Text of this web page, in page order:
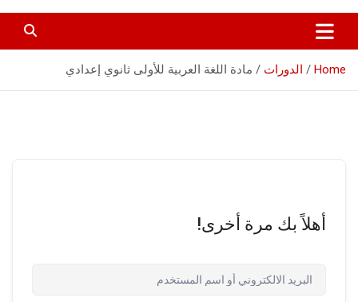
Harmonia
Home الدورات مادة اللغة العربية للأولى ثانوي إعدادي
أهلاً بك مرة أخرى!